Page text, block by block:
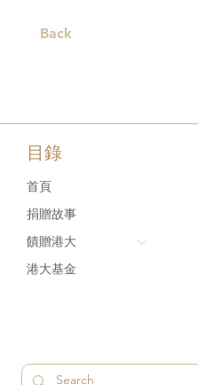
Back
目錄
首頁
捐贈故事
饋贈港大
港大基金